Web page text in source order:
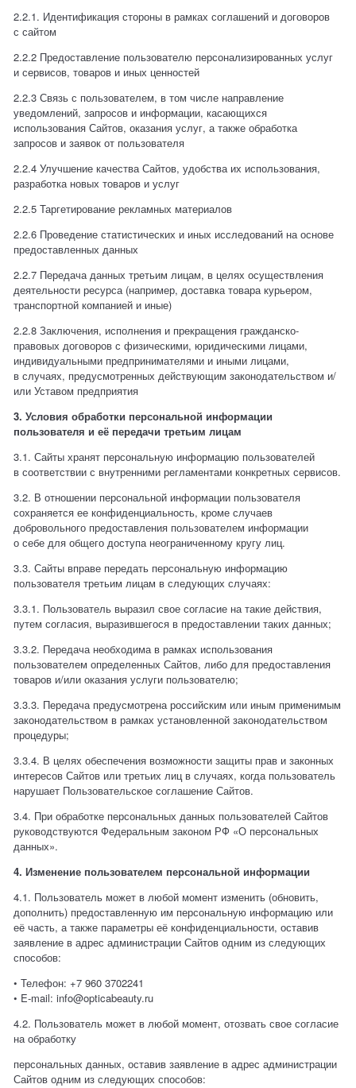
2.2.1. Идентификация стороны в рамках соглашений и договоров
с сайтом
2.2.2 Предоставление пользователю персонализированных услуг
и сервисов, товаров и иных ценностей
2.2.3 Связь с пользователем, в том числе направление
уведомлений, запросов и информации, касающихся
использования Сайтов, оказания услуг, а также обработка
запросов и заявок от пользователя
2.2.4 Улучшение качества Сайтов, удобства их использования,
разработка новых товаров и услуг
2.2.5 Таргетирование рекламных материалов
2.2.6 Проведение статистических и иных исследований на основе
предоставленных данных
2.2.7 Передача данных третьим лицам, в целях осуществления
деятельности ресурса (например, доставка товара курьером,
транспортной компанией и иные)
2.2.8 Заключения, исполнения и прекращения гражданско-
правовых договоров с физическими, юридическими лицами,
индивидуальными предпринимателями и иными лицами,
в случаях, предусмотренных действующим законодательством и/
или Уставом предприятия
3. Условия обработки персональной информации
пользователя и её передачи третьим лицам
3.1. Сайты хранят персональную информацию пользователей
в соответствии с внутренними регламентами конкретных сервисов.
3.2. В отношении персональной информации пользователя
сохраняется ее конфиденциальность, кроме случаев
добровольного предоставления пользователем информации
о себе для общего доступа неограниченному кругу лиц.
3.3. Сайты вправе передать персональную информацию
пользователя третьим лицам в следующих случаях:
3.3.1. Пользователь выразил свое согласие на такие действия,
путем согласия, выразившегося в предоставлении таких данных;
3.3.2. Передача необходима в рамках использования
пользователем определенных Сайтов, либо для предоставления
товаров и/или оказания услуги пользователю;
3.3.3. Передача предусмотрена российским или иным применимым
законодательством в рамках установленной законодательством
процедуры;
3.3.4. В целях обеспечения возможности защиты прав и законных
интересов Сайтов или третьих лиц в случаях, когда пользователь
нарушает Пользовательское соглашение Сайтов.
3.4. При обработке персональных данных пользователей Сайтов
руководствуются Федеральным законом РФ «О персональных
данных».
4. Изменение пользователем персональной информации
4.1. Пользователь может в любой момент изменить (обновить,
дополнить) предоставленную им персональную информацию или
её часть, а также параметры её конфиденциальности, оставив
заявление в адрес администрации Сайтов одним из следующих
способов:
• Телефон: +7 960 3702241
• E-mail:info@opticabeauty.ru
4.2. Пользователь может в любой момент, отозвать свое согласие
на обработку
персональных данных, оставив заявление в адрес администрации
Сайтов одним из следующих способов: